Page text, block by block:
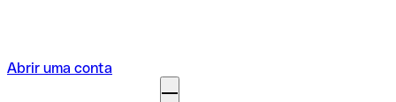
Abrir uma conta